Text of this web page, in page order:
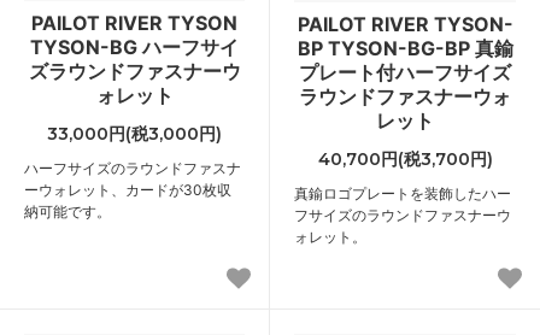
PAILOT RIVER TYSON
TYSON-BG ハーフサイ
ズラウンドファスナーウ
ォレット
33,000円(税3,000円)
ハーフサイズのラウンドファスナ
ーウォレット、カードが30枚収
納可能です。
PAILOT RIVER TYSON-
BP TYSON-BG-BP 真鍮
プレート付ハーフサイズ
ラウンドファスナーウォ
レット
40,700円(税3,700円)
真鍮ロゴプレートを装飾したハー
フサイズのラウンドファスナーウ
ォレット。